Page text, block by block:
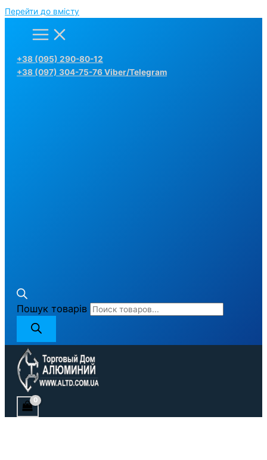
Перейти до вмісту
+38 (095) 290-80-12
+38 (097) 304-75-76 Viber/Telegram
Пошук товарів